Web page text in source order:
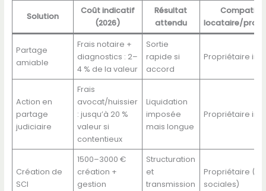
Solution
Coût indicatif
(2026)
Résultat
attendu
locataire/
Partage
amiable
Frais notaire +
diagnostics : 2–
4 % de la valeur
Sortie
rapide si
accord
Propriétaire
Action en
partage
judiciaire
Frais
avocat/huissier
: jusqu’à 20 %
valeur si
contentieux
Liquidation
imposée
mais longue
Propriétaire
Création de
SCI
1500–3000 €
création +
gestion
Structuration
et
transmission
Propriétaire
sociales)